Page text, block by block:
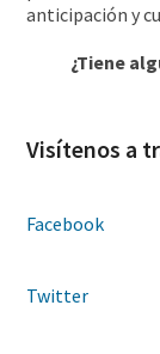
anticipación y
¿Tiene
Visítenos a
Facebook
Twitter